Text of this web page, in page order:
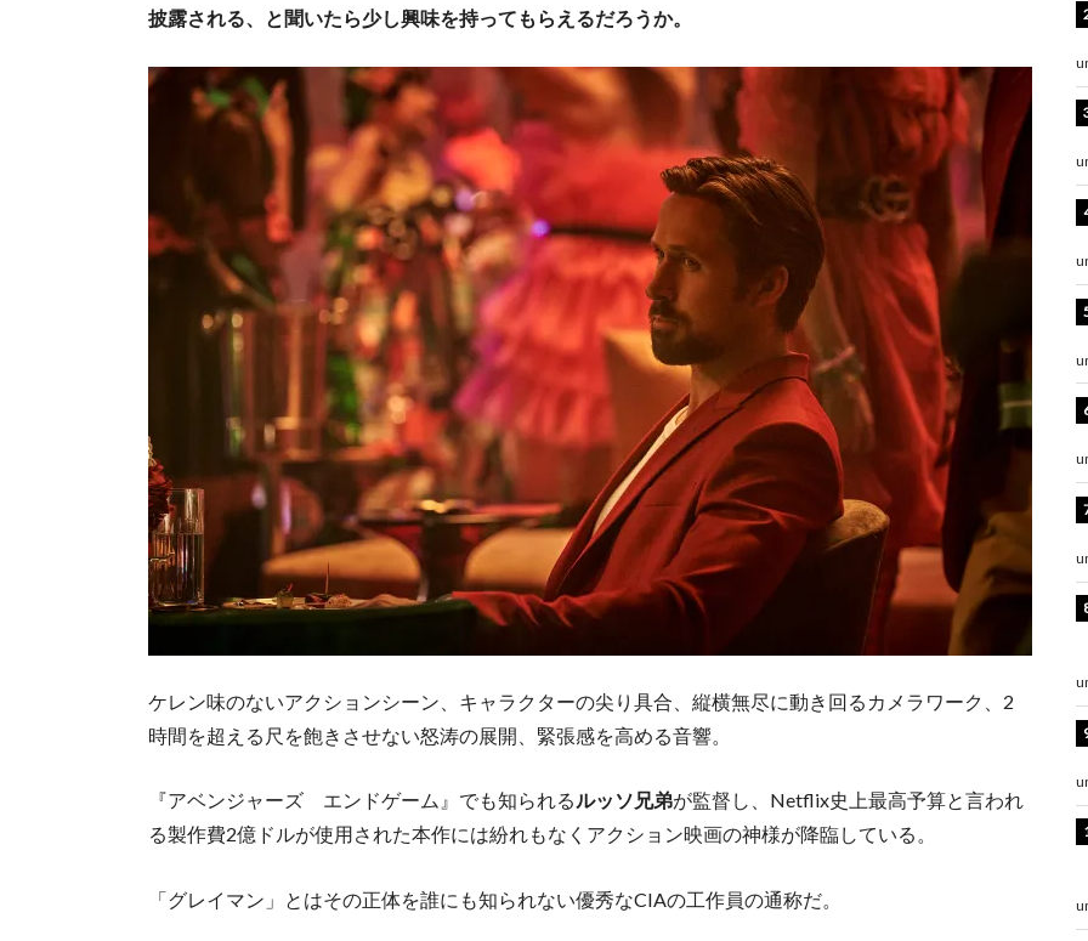
披露される、と聞いたら少し興味を持ってもらえるだろうか。
ケレン味のないアクションシーン、キャラクターの尖り具合、縦横無尽に動き回るカメラワーク、2
時間を超える尺を飽きさせない怒涛の展開、緊張感を高める音響。
『アベンジャーズ エンドゲーム』でも知られるルッソ兄弟が監督し、Netflix史上最高予算と言われ
る製作費2億ドルが使用された本作には紛れもなくアクション映画の神様が降臨している。
「グレイマン」とはその正体を誰にも知られない優秀なCIAの工作員の通称だ。